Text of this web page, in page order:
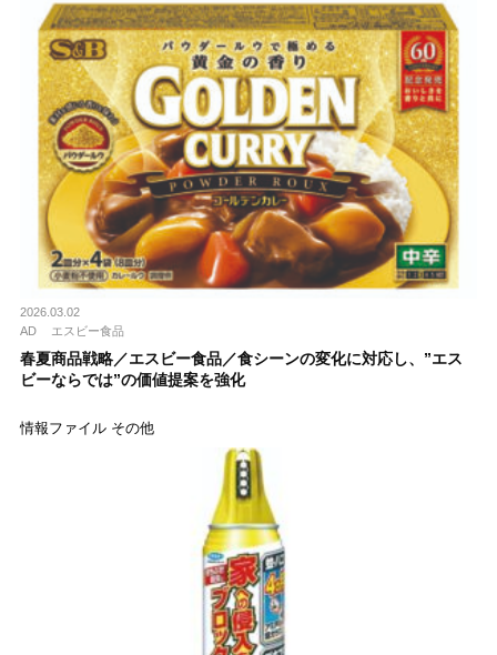
2026.03.02
AD
エスビー食品
春夏商品戦略／エスビー食品／食シーンの変化に対応し、”エス
ビーならでは”の価値提案を強化
情報ファイル その他